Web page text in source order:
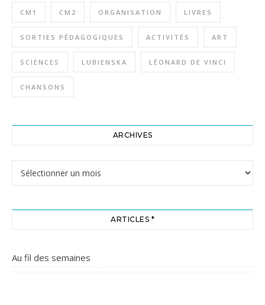
CM1 CM2 ORGANISATION LIVRES
SORTIES PÉDAGOGIQUES ACTIVITÉS ART
SCIENCES LUBIENSKA LÉONARD DE VINCI
CHANSONS
ARCHIVES
ARTICLES *
Au fil des semaines